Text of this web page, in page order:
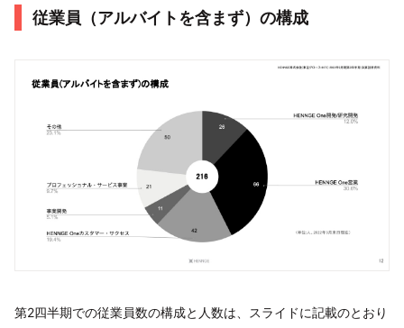
従業員（アルバイトを含まず）の構成
第2四半期での従業員数の構成と人数は、スライドに記載のとおり